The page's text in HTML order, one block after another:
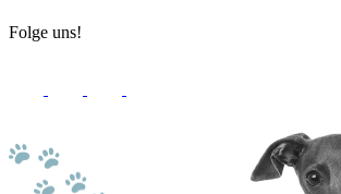
Folge uns!